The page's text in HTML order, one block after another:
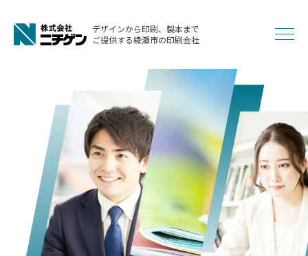
デザインから印刷、製本まで
ご提供する綾瀬市の印刷会社
メ
ー